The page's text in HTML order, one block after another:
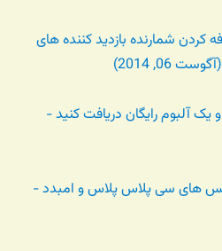
۰۰۴ – اضافه کردن شمارنده بازدید کننده های
06, 2014)
یک آلبوم رایگان دریافت کنید -
های سی پلاس پلاس و امبدد -